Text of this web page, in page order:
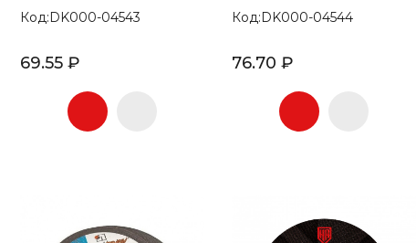
Код:DK000-04543
69.55 ₽
Код:DK000-04544
76.70 ₽